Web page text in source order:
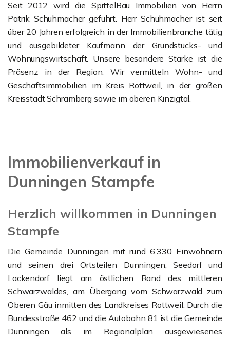
Seit 2012 wird die SpittelBau Immobilien von Herrn
Patrik Schuhmacher geführt. Herr Schuhmacher ist seit
über 20 Jahren erfolgreich in der Immobilienbranche tätig
und ausgebildeter Kaufmann der Grundstücks- und
Wohnungswirtschaft. Unsere besondere Stärke ist die
Präsenz in der Region. Wir vermitteln Wohn- und
Geschäftsimmobilien im Kreis Rottweil, in der großen
Kreisstadt Schramberg sowie im oberen Kinzigtal.
Immobilienverkauf in
Dunningen Stampfe
Herzlich willkommen in Dunningen
Stampfe
Die Gemeinde Dunningen mit rund 6.330 Einwohnern
und seinen drei Ortsteilen Dunningen, Seedorf und
Lackendorf liegt am östlichen Rand des mittleren
Schwarzwaldes, am Übergang vom Schwarzwald zum
Oberen Gäu inmitten des Landkreises Rottweil. Durch die
Bundesstraße 462 und die Autobahn 81 ist die Gemeinde
Dunningen als im Regionalplan ausgewiesenes